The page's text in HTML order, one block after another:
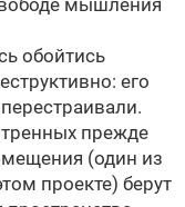
мышления
обойтись
его
прежде
(один из
проекте) берут